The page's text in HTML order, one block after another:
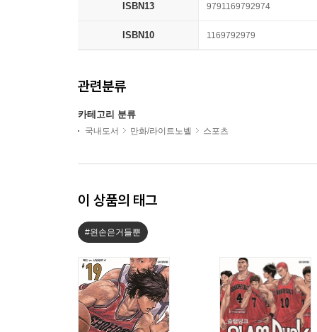
ISBN13 9791169792974
ISBN10 1169792979
관련분류
카테고리 분류
국내도서 만화/라이트노벨 스포츠
이 상품의 태그
#왼손은거들뿐